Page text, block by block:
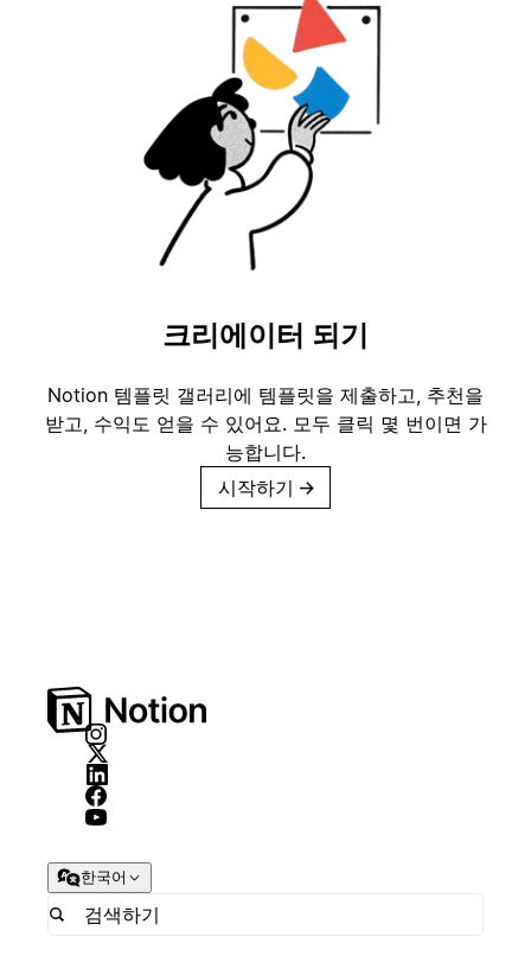
크리에이터 되기
Notion 템플릿 갤러리에 템플릿을 제출하고, 추천을
받고, 수익도 얻을 수 있어요. 모두 클릭 몇 번이면 가
능합니다.
시작하기 →
한국어